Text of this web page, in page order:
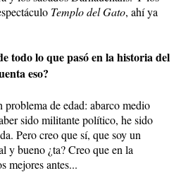
Templo del Gato, ahí ya
todo lo que pasó en la historia del
eso?
de edad: abarco medio
sido militante político, he sido
Pero creo que sí, que soy un
y bueno ¿ta? Creo que en la
mejores antes...